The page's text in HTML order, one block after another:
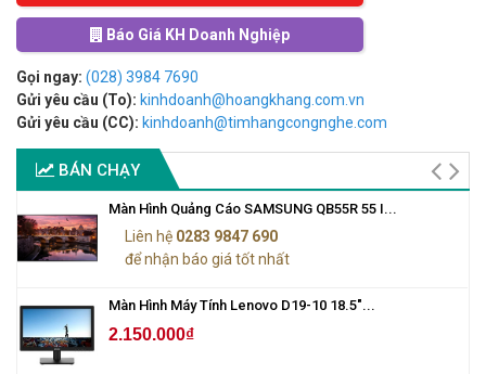
Báo Giá KH Doanh Nghiệp
Gọi ngay: (028) 3984 7690
Gửi yêu cầu (To): kinhdoanh@hoangkhang.com.vn
Gửi yêu cầu (CC): kinhdoanh@timhangcongnghe.com
BÁN CHẠY
Màn Hình Quảng Cáo SAMSUNG QB55R 55 I...
Liên hệ 0283 9847 690
để nhận báo giá tốt nhất
Màn Hình Máy Tính Lenovo D19-10 18.5"...
2.150.000₫